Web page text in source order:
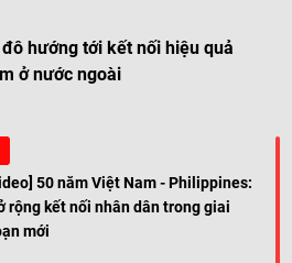
hướng tới kết nối hiệu quả
ở nước ngoài
50 năm Việt Nam - Philippines:
rộng kết nối nhân dân trong giai
mới